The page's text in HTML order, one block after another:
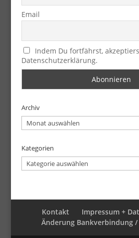
Email
Indem Du fortfährst,
Datenschutzerklärung.
Archiv
Archiv
Kategorien
Kategorien
Kontakt
Impressum +
Änderung Bankverbindung